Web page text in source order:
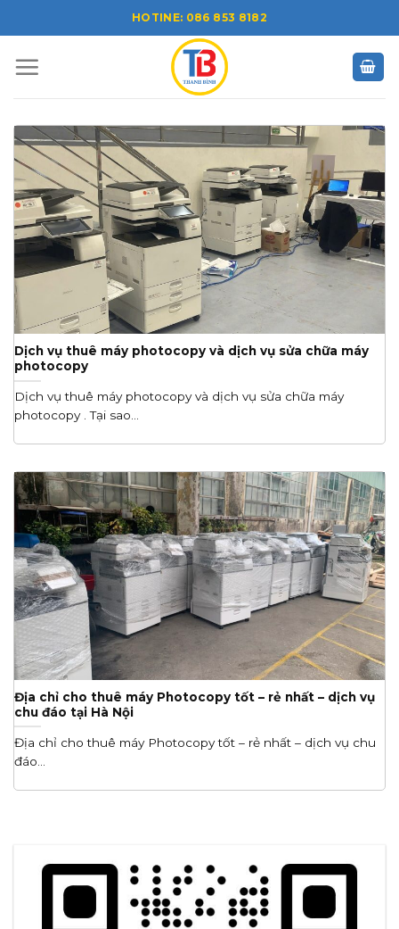
to
content
HOTINE: 086 853 8182
Dịch vụ thuê máy photocopy và dịch vụ sửa chữa máy
photocopy
Dịch vụ thuê máy photocopy và dịch vụ sửa chữa máy
photocopy . Tại sao...
Địa chỉ cho thuê máy Photocopy tốt – rẻ nhất – dịch vụ
chu đáo tại Hà Nội
Địa chỉ cho thuê máy Photocopy tốt – rẻ nhất – dịch vụ chu
đáo...